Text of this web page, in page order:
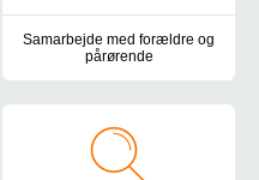
Samarbejde med forældre og
pårørende